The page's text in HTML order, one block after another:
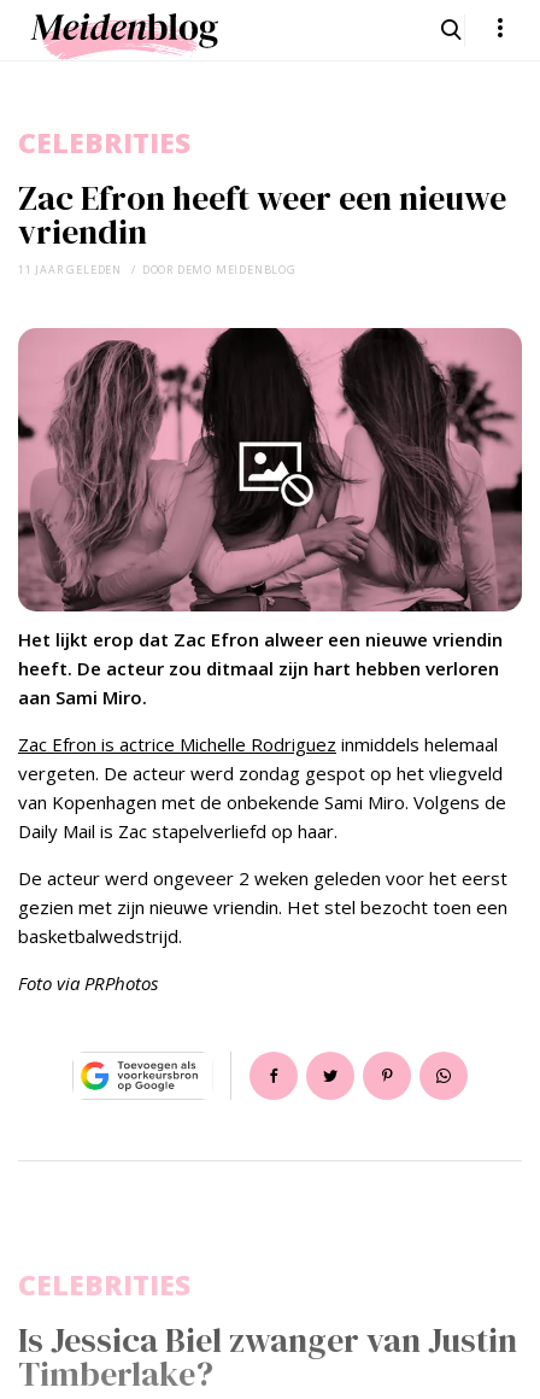
Zac Efron heeft weer een nieuwe
vriendin
CELEBRITIES
11 JAAR GELEDEN DOOR DEMO MEIDENBLOG
Het lijkt erop dat Zac Efron alweer een nieuwe vriendin
heeft. De acteur zou ditmaal zijn hart hebben verloren
aan Sami Miro.
Zac Efron is actrice Michelle Rodriguez inmiddels helemaal
vergeten. De acteur werd zondag gespot op het vliegveld
van Kopenhagen met de onbekende Sami Miro. Volgens de
Daily Mail is Zac stapelverliefd op haar.
De acteur werd ongeveer 2 weken geleden voor het eerst
gezien met zijn nieuwe vriendin. Het stel bezocht toen een
basketbalwedstrijd.
Foto via PRPhotos
Is Jessica Biel zwanger van Justin
Timberlake?
CELEBRITIES